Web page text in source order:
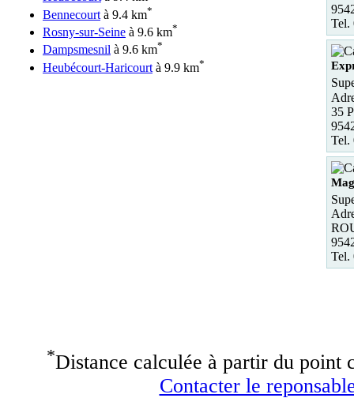
Bennecourt à 9.4 km*
Rosny-sur-Seine à 9.6 km*
Dampsmesnil à 9.6 km*
Heubécourt-Haricourt à 9.9 km*
Tel.
35
Tel.
Tel.
*Distance calculée à partir du point
Contacter le